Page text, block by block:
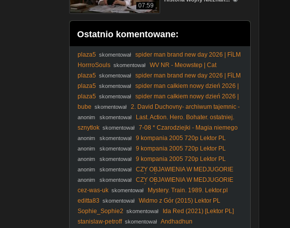
07:59
Ostatnio komentowane:
plaza5 skomentował
spider man brand new day 2026 | FỉLM
W OPỉSỉE
HorrroSouls skomentował
WV NR - Meowstep | Cat
Meowing (Dubstep Remix)
plaza5 skomentował
spider man brand new day 2026 | FỉLM
W OPỉSỉE
plaza5 skomentował
spider man całkiem nowy dzień 2026 |
FỉLM W OPỉSỉE
plaza5 skomentował
spider man całkiem nowy dzień 2026 |
FỉLM W OPỉSỉE
bube skomentował
2. David Duchovny- archiwum tajemnic -
anonim skomentował
Last. Action. Hero. Bohater. ostatniej.
akcji. 1993. Lektor.pl
sznytlok skomentował
7-08 * Czarodziejki - Magia niemego
anonim skomentował 9 kompania 2005 720p Lektor PL
anonim skomentował 9 kompania 2005 720p Lektor PL
anonim skomentował 9 kompania 2005 720p Lektor PL
anonim skomentował
CZY OBJAWIENIA W MEDJUGORIE
SĄ UZNANE PRZEZ KOŚCIÓŁ? Nie obejrzałeś całego, nie
anonim skomentował
CZY OBJAWIENIA W MEDJUGORIE
SĄ UZNANE PRZEZ KOŚCIÓŁ? Nie obejrzałeś całego, nie
cez-was-uk skomentował
Mystery. Train. 1989. Lektor.pl
editta83 skomentował
Widmo z Gór (2015) Lektor PL
Sophie_Sophie2 skomentował
Ida Red (2021) [Lektor PL]
stanislaw-petroff skomentował Andhadhun